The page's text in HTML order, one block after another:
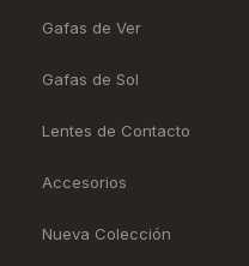
Gafas de Ver
Gafas de Sol
Lentes de Contacto
Accesorios
Nueva Colección